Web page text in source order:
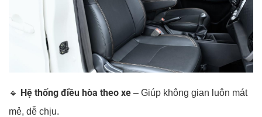
🔹 Hệ thống điều hòa theo xe – Giúp không gian luôn mát
mẻ, dễ chịu.